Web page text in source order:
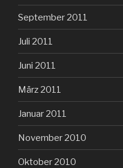
September 2011
Juli 2011
Juni 2011
März 2011
Januar 2011
November 2010
Oktober 2010